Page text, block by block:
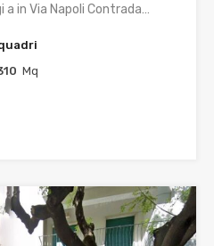
in Via Napoli Contrada…
Mq